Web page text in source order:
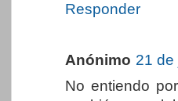
Responder
Anónimo 21 de
No entiendo